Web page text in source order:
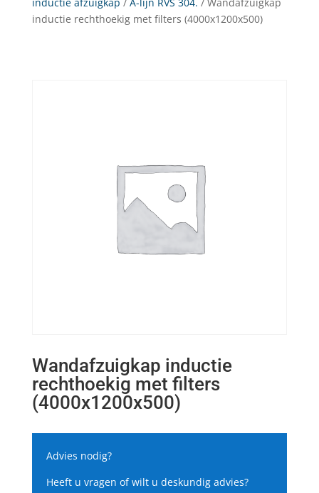
inductie rechthoekig met filters (4000x1200x500)
Wandafzuigkap inductie
rechthoekig met filters
(4000x1200x500)
Advies nodig?
Heeft u vragen of wilt u deskundig advies?